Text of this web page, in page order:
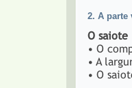
2. A parte
O saiote
• O
• A
• O